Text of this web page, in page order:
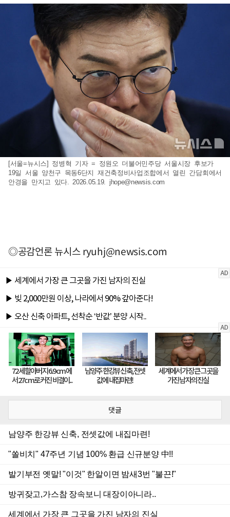
[서울=뉴시스] 정병혁 기자 = 정원오 더불어민주당 서울시장 후보가
19일 서울 양천구 목동6단지 재건축정비사업조합에서 열린 간담회에서
안경을 만지고 있다. 2026.05.19. jhope@newsis.com
◎공감언론 뉴시스ryuhj@newsis.com
댓글